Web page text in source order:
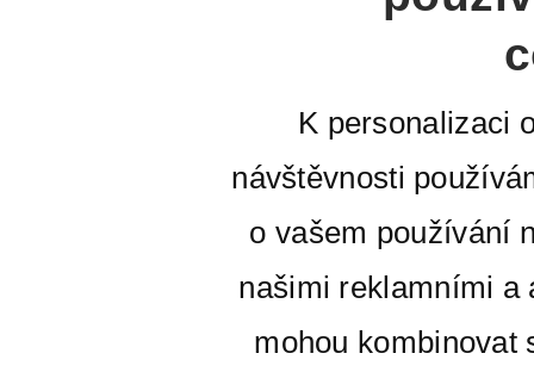
K personalizaci
návštěvnosti
o vašem používání
našimi reklamními a
mohou kombinovat